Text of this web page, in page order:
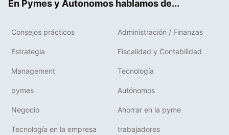
En Pymes y Autonomos hablamos de...
Consejos prácticos Administración / Finanzas
Estrategia Fiscalidad y Contabilidad
Management Tecnología
pymes Autónomos
Negocio Ahorrar en la pyme
Tecnología en la empresa trabajadores